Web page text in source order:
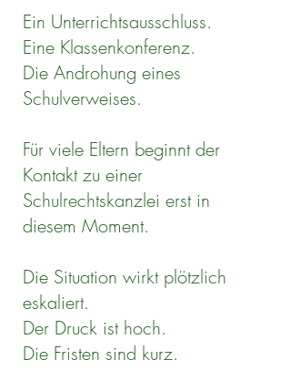
Ein Unterrichtsausschluss.
Eine Klassenkonferenz.
Die Androhung eines
Schulverweises.
Für viele Eltern beginnt der
Kontakt zu einer
Schulrechtskanzlei erst in
diesem Moment.
Die Situation wirkt plötzlich
eskaliert.
Der Druck ist hoch.
Die Fristen sind kurz.